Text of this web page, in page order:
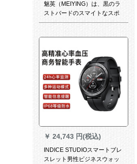
魅英（MEIYING）は、黒のラ
ストバードのスマイトなスポ
ーツにふさわしいです。
￥ 24,743 円(税込)
INDICE STUDIOスマートブレ
スレット男性ビジネスウォッ